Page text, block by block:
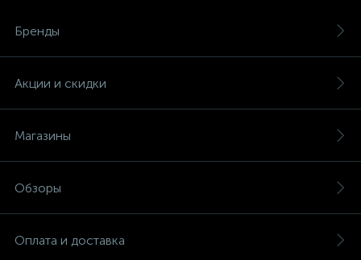
Бренды
Акции и скидки
Магазины
Обзоры
Оплата и доставка